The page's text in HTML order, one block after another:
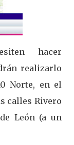
hacer
realizarlo
Norte, en el
calles Rivero
León (a un